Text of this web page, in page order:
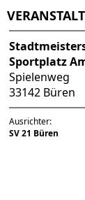
Sportplatz
Spielenweg
33142 Büren
Ausrichter:
SV 21 Büren